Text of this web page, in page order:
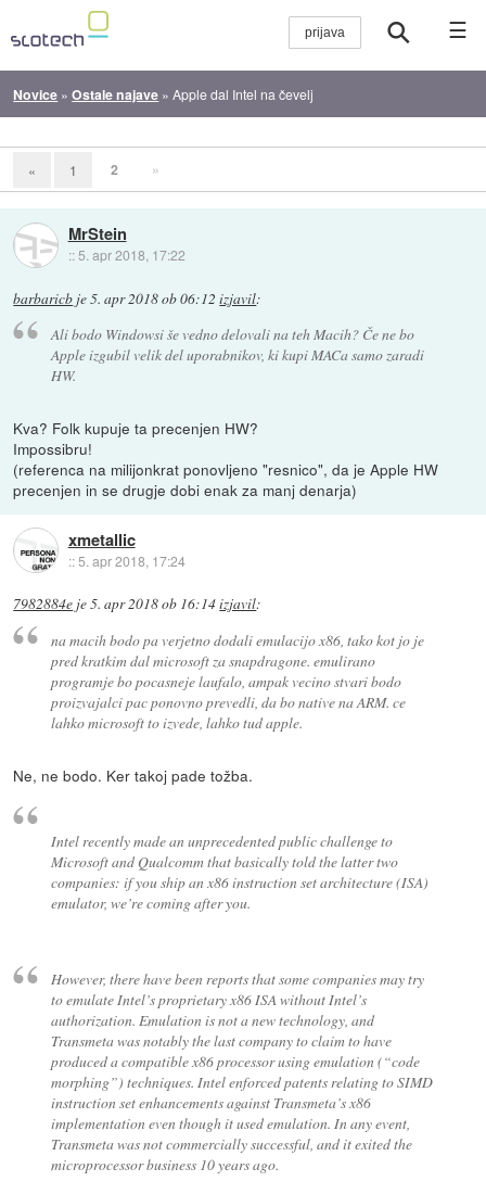
☰
Novice »Ostale najave »Apple dal Intel na čevelj
« 1 2 »
MrStein
:: 5. apr 2018, 17:22
barbaricb je5. apr 2018 ob 06:12 izjavil:
Ali bodo Windowsi še vedno delovali na teh Macih? Če ne bo
Apple izgubil velik del uporabnikov, ki kupi MACa samo zaradi
HW.
Kva? Folk kupuje ta precenjen HW?
Impossibru!
(referenca na milijonkrat ponovljeno "resnico", da je Apple HW
precenjen in se drugje dobi enak za manj denarja)
xmetallic
::5. apr 2018, 17:24
7982884e je5. apr 2018 ob 16:14izjavil:
na macih bodo pa verjetno dodali emulacijo x86, tako kot jo je
pred kratkim dal microsoft za snapdragone. emulirano
programje bo pocasneje laufalo, ampak vecino stvari bodo
proizvajalci pac ponovno prevedli, da bo native na ARM. ce
lahko microsoft to izvede, lahko tud apple.
Ne, ne bodo. Ker takoj pade tožba.
Intel recently made an unprecedented public challenge to
Microsoft and Qualcomm that basically told the latter two
companies: if you ship an x86 instruction set architecture (ISA)
emulator, we’re coming after you.
However, there have been reports that some companies may try
to emulate Intel’s proprietary x86 ISA without Intel’s
authorization. Emulation is not a new technology, and
Transmeta was notably the last company to claim to have
produced a compatible x86 processor using emulation (“code
morphing”) techniques. Intel enforced patents relating to SIMD
instruction set enhancements against Transmeta’s x86
implementation even though it used emulation. In any event,
Transmeta was not commercially successful, and it exited the
microprocessor business 10 years ago.